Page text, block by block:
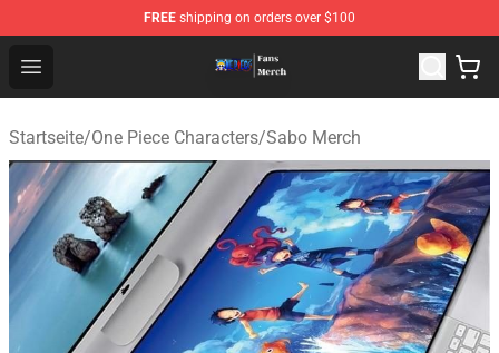
FREE shipping on orders over $100
Open menu
One Piece Store - Official One Piece Merchandise Shop
Startseite/One Piece Characters/Sabo Merch